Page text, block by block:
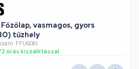
vasmagos, gyors
tűzhely
FFU6081
órás kiszállítással